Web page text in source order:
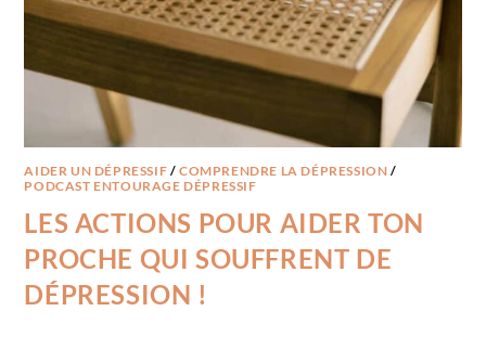
AIDER UN DÉPRESSIF /COMPRENDRE LA DÉPRESSION /
PODCAST ENTOURAGE DÉPRESSIF
LES ACTIONS POUR AIDER TON
PROCHE QUI SOUFFRENT DE
DÉPRESSION !